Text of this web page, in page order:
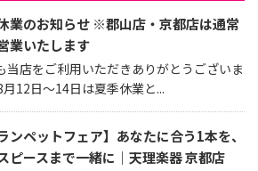
業のお知らせ ※郡山店・京都店は通常
業いたします
当店をご利用いただきありがとうございま
月12日～14日は夏季休業と...
ランペットフェア】あなたに合う1本を、
ピースまで一緒に｜天理楽器 京都店